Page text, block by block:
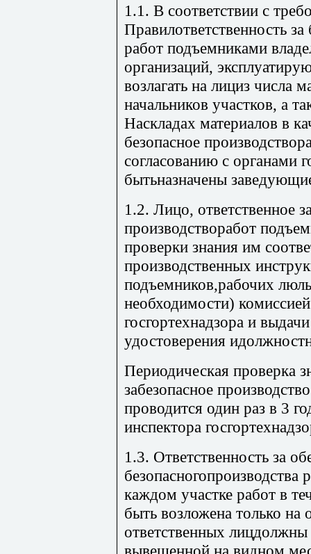
1.1. В соответствии с
Правилответственность
работ подъемниками
организаций,
возлагать на лициз числа
начальников участков, а
Наскладах материалов в
безопасное
согласованию с органами
бытьназначены
1.2. Лицо, ответственное
производстворабот
проверки знания им
производственных
подъемников,рабочих
необходимости)
госгортехнадзора и
удостоверения
Периодическая проверка
забезопасное
проводится один раз в 3
инспектора
1.3. Ответственность за
каждом участке работ в
быть возложена только
ответственных лицдолжны
вывешенной на видном